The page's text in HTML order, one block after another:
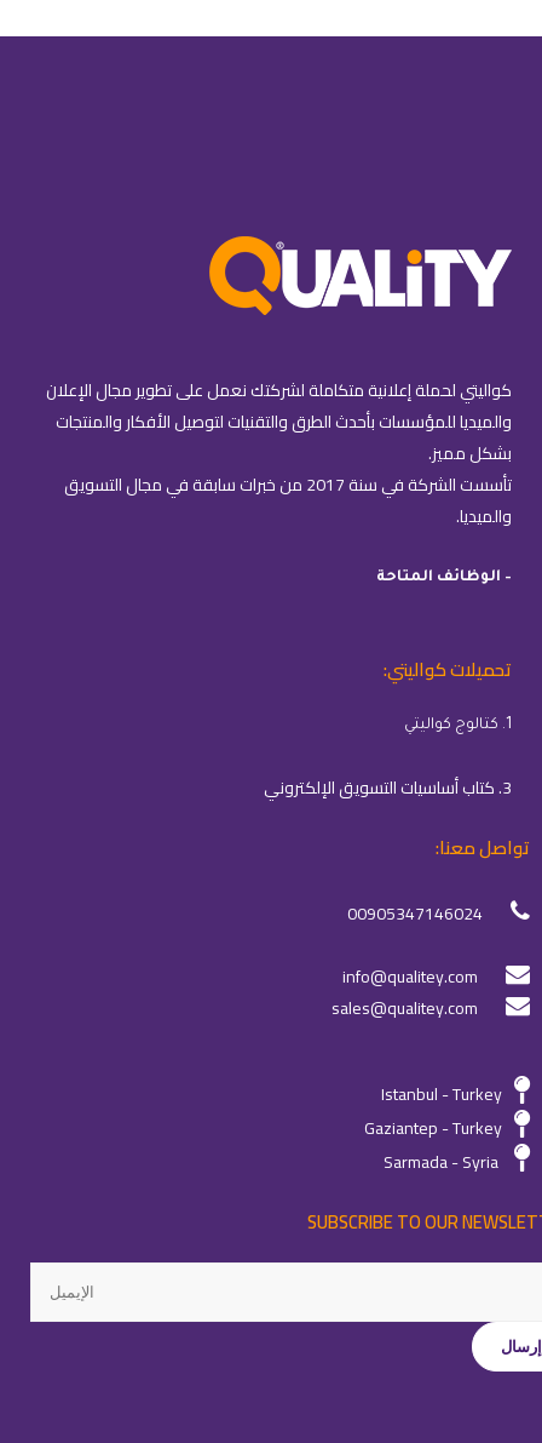
كواليتي لحملة إعلانية متكاملة لشركتك نعمل على تطوير مجال الإعلان
والميديا للمؤسسات بأحدث الطرق والتقنيات لتوصيل الأفكار والمنتجات
بشكل مميز.
تأسست الشركة في سنة 2017 من خبرات سابقة في مجال التسويق
والميديا.
– الوظائف المتاحة
تحميلات كواليتي:
1. كتالوج كواليتي
3. كتاب أساسيات التسويق الإلكتروني
تواصل معنا:
00905347146024
info@qualitey.com
sales@qualitey.com
Istanbul - Turkey
Gaziantep - Turkey
Sarmada - Syria
SUBSCRIBE TO OUR